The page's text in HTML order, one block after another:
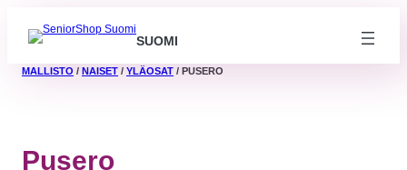
SUOMI
MALLISTO / NAISET / YLÄOSAT / PUSERO
Pusero